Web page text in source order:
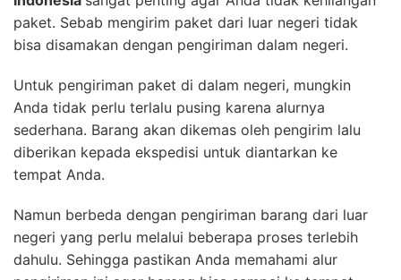
paket. Sebab mengirim paket dari luar negeri tidak
bisa disamakan dengan pengiriman dalam negeri.
Untuk pengiriman paket di dalam negeri, mungkin
Anda tidak perlu terlalu pusing karena alurnya
sederhana. Barang akan dikemas oleh pengirim lalu
diberikan kepada ekspedisi untuk diantarkan ke
tempat Anda.
Namun berbeda dengan pengiriman barang dari luar
negeri yang perlu melalui beberapa proses terlebih
dahulu. Sehingga pastikan Anda memahami alur